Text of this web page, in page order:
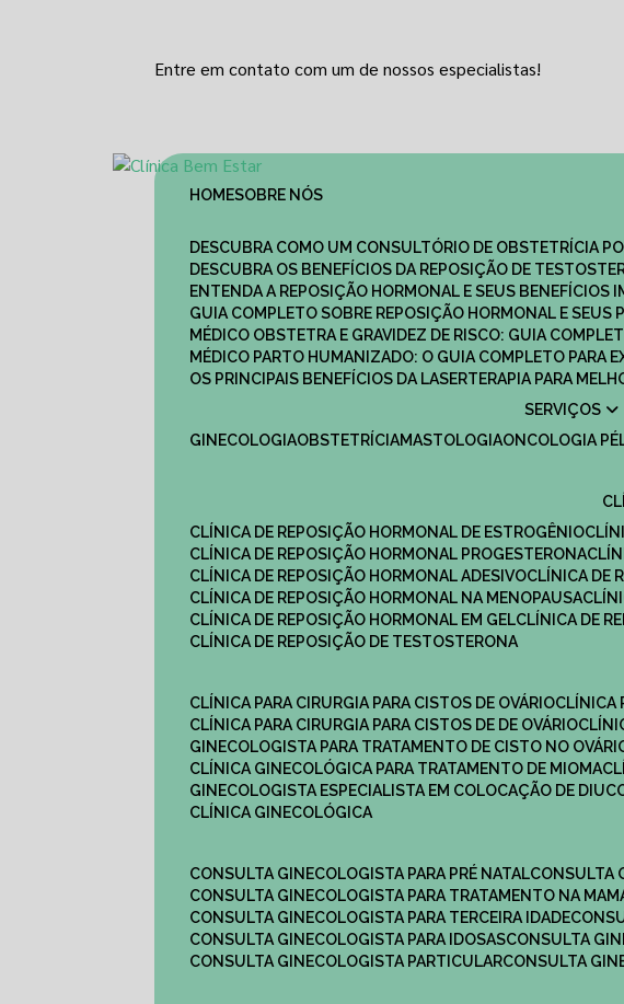
Entre em contato com um de nossos especialistas!
HOME
SOBRE NÓS
DESCUBRA COMO UM CONSULTÓRIO DE OBSTETRÍCIA
DESCUBRA OS BENEFÍCIOS DA REPOSIÇÃO DE
ENTENDA A REPOSIÇÃO HORMONAL E SEUS BENEFÍCIOS
GUIA COMPLETO SOBRE REPOSIÇÃO HORMONAL E SEUS
MÉDICO OBSTETRA E GRAVIDEZ DE RISCO: GUIA
MÉDICO PARTO HUMANIZADO: O GUIA COMPLETO PARA
OS PRINCIPAIS BENEFÍCIOS DA LASERTERAPIA PARA
SERVIÇOS
GINECOLOGIA
OBSTETRÍCIA MASTOLOGIA ONCOLOGIA
CLÍNICA DE REPOSIÇÃO HORMONAL DE ESTROGÊNIO
CLÍNICA DE REPOSIÇÃO HORMONAL PROGESTERONA
CLÍNICA DE REPOSIÇÃO HORMONAL ADESIVO
CLÍNICA
CLÍNICA DE REPOSIÇÃO HORMONAL NA MENOPAUSA
CLÍNICA DE REPOSIÇÃO HORMONAL EM GEL
CLÍNICA DE
CLÍNICA DE REPOSIÇÃO DE TESTOSTERONA
CLÍNICA PARA CIRURGIA PARA CISTOS DE OVÁRIO
CLÍNICA PARA CIRURGIA PARA CISTOS DE DE OVÁRIO
GINECOLOGISTA PARA TRATAMENTO DE CISTO NO
CLÍNICA GINECOLÓGICA PARA TRATAMENTO DE MIOMA
GINECOLOGISTA ESPECIALISTA EM COLOCAÇÃO DE DIU
CLÍNICA GINECOLÓGICA
CONSULTA GINECOLOGISTA PARA PRÉ NATAL
CONSULTA GINECOLOGISTA PARA TRATAMENTO NA
CONSULTA GINECOLOGISTA PARA TERCEIRA IDADE
CONSULTA GINECOLOGISTA PARA IDOSAS
CONSULTA
CONSULTA GINECOLOGISTA PARTICULAR
CONSULTA